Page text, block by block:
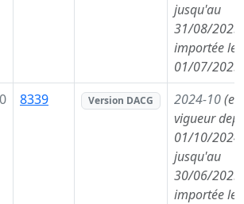
jusqu'au
31/08/2025,
importée le
01/07/2025)
8339 Version DACG 2024-10(en
vigueur
01/10/2024,
jusqu'au
30/06/2025,
importée le